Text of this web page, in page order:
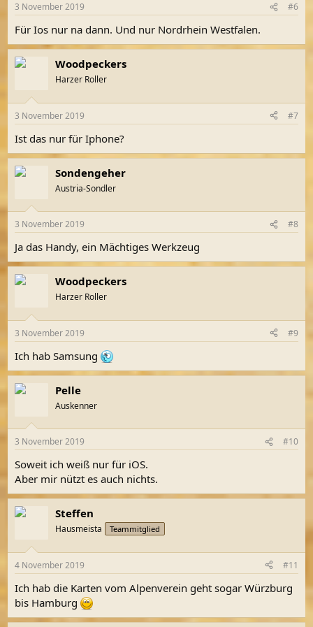
3 November 2019 #6
Für Ios nur na dann. Und nur Nordrhein Westfalen.
Woodpeckers
Harzer Roller
3 November 2019 #7
Ist das nur für Iphone?
Sondengeher
Austria-Sondler
3 November 2019 #8
Ja das Handy, ein Mächtiges Werkzeug
Woodpeckers
Harzer Roller
3 November 2019 #9
Ich hab Samsung
Pelle
Auskenner
3 November 2019 #10
Soweit ich weiß nur für iOS.
Aber mir nützt es auch nichts.
Steffen
Hausmeista Teammitglied
4 November 2019 #11
Ich hab die Karten vom Alpenverein geht sogar Würzburg
bis Hamburg